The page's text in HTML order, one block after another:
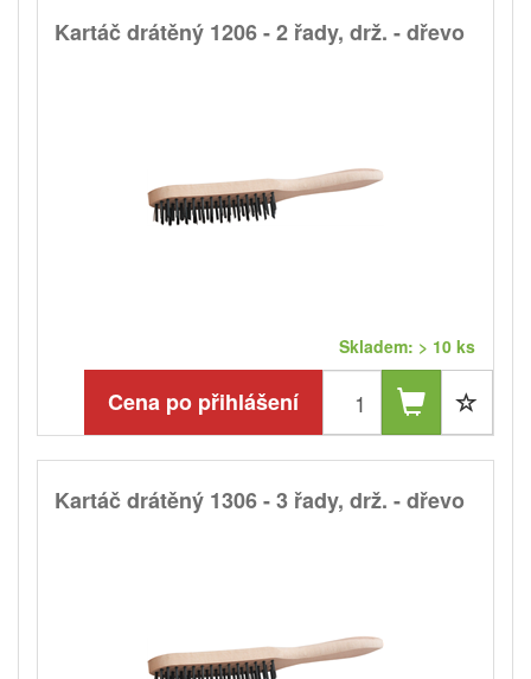
Kartáč drátěný 1206 - 2 řady, drž. - dřevo
Skladem: > 10 ks
Cena po přihlášení
Kartáč drátěný 1306 - 3 řady, drž. - dřevo